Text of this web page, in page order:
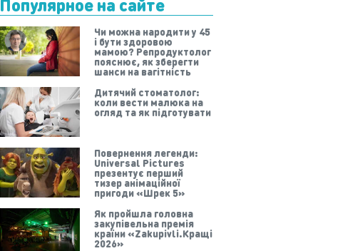
Популярное на сайте
Чи можна народити у 45
і бути здоровою
мамою? Репродуктолог
пояснює, як зберегти
шанси на вагітність
Дитячий стоматолог:
коли вести малюка на
огляд та як підготувати
Повернення легенди:
Universal Pictures
презентує перший
тизер анімаційної
пригоди «Шрек 5»
Як пройшла головна
закупівельна премія
країни «Zakupivli.Кращі
2026»